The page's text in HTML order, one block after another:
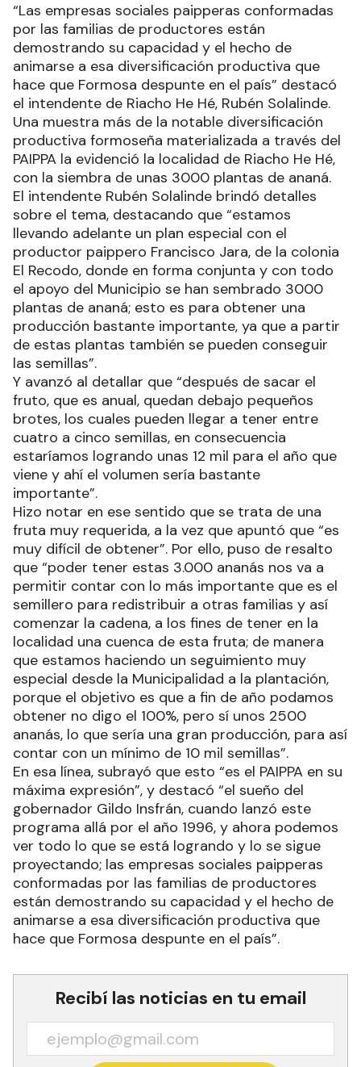
“Las empresas sociales paipperas conformadas
por las familias de productores están
demostrando su capacidad y el hecho de
animarse a esa diversificación productiva que
hace que Formosa despunte en el país” destacó
el intendente de Riacho He Hé, Rubén Solalinde.
Una muestra más de la notable diversificación
productiva formoseña materializada a través del
PAIPPA la evidenció la localidad de Riacho He Hé,
con la siembra de unas 3000 plantas de ananá.
El intendente Rubén Solalinde brindó detalles
sobre el tema, destacando que “estamos
llevando adelante un plan especial con el
productor paippero Francisco Jara, de la colonia
El Recodo, donde en forma conjunta y con todo
el apoyo del Municipio se han sembrado 3000
plantas de ananá; esto es para obtener una
producción bastante importante, ya que a partir
de estas plantas también se pueden conseguir
las semillas”.
Y avanzó al detallar que “después de sacar el
fruto, que es anual, quedan debajo pequeños
brotes, los cuales pueden llegar a tener entre
cuatro a cinco semillas, en consecuencia
estaríamos logrando unas 12 mil para el año que
viene y ahí el volumen sería bastante
importante”.
Hizo notar en ese sentido que se trata de una
fruta muy requerida, a la vez que apuntó que “es
muy difícil de obtener”. Por ello, puso de resalto
que “poder tener estas 3.000 ananás nos va a
permitir contar con lo más importante que es el
semillero para redistribuir a otras familias y así
comenzar la cadena, a los fines de tener en la
localidad una cuenca de esta fruta; de manera
que estamos haciendo un seguimiento muy
especial desde la Municipalidad a la plantación,
porque el objetivo es que a fin de año podamos
obtener no digo el 100%, pero sí unos 2500
ananás, lo que sería una gran producción, para así
contar con un mínimo de 10 mil semillas”.
En esa línea, subrayó que esto “es el PAIPPA en su
máxima expresión”, y destacó “el sueño del
gobernador Gildo Insfrán, cuando lanzó este
programa allá por el año 1996, y ahora podemos
ver todo lo que se está logrando y lo se sigue
proyectando; las empresas sociales paipperas
conformadas por las familias de productores
están demostrando su capacidad y el hecho de
animarse a esa diversificación productiva que
hace que Formosa despunte en el país”.
Recibí las noticias en tu email